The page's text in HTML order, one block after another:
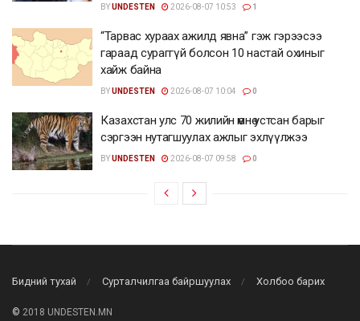
BYUNDESTEN 2026-08-07 10:53 1
“Тарвас хураах ажилд явна” гэж гэрээсээ
гараад сураггүй болсон 10 настай охиныг
хайж байна
BYUNDESTEN 2026-08-07 10:04 0
Казахстан улс 70 жилийн өмнө устсан барыг
сэргээн нутагшуулах ажлыг эхлүүлжээ
BYUNDESTEN 2026-08-07 09:58 0
Бидний тухай Сурталчилгаа байршуулах Холбоо барих
© 2018 UNDESTEN.MN